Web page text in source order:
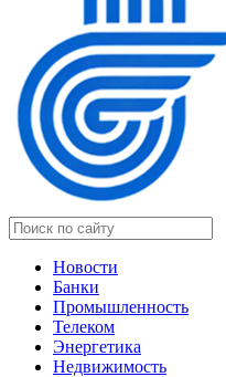
Новости
Банки
Промышленность
Телеком
Энергетика
Недвижимость